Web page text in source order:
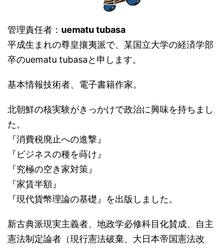
管理責任者： uematu tubasa
平成生まれの尊皇攘夷派で、某国立大学の経済学部
卒のuematu tubasaと申します。
基本情報技術者、電子書籍作家。
北朝鮮の核実験がきっかけで政治に興味を持ちまし
た。
『消費税廃止への進撃』
『ビジネスの種を蒔け』
『究極の空き家対策』
『家賃半額』
『現代貨幣理論の基礎』を出版しました。
新古典派現実主義者、地政学必修科目化賛成、自主
憲法制定論者（現行憲法破棄、大日本帝国憲法改